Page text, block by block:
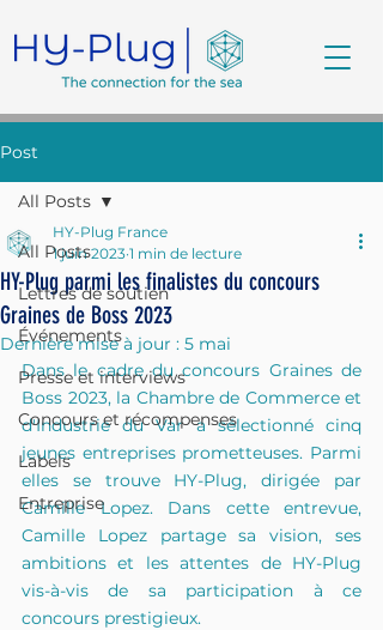
Post
All Posts
Lettres de soutien
Événements
Presse et interviews
Concours et récompenses
Labels
Entreprise
All Posts
HY-Plug parmi les finalistes du concours
Graines de Boss 2023
HY-Plug France
1 juin 2023 1 min de lecture
Dernière mise à jour : 5 mai
Dans le cadre du concours Graines de
Boss 2023, la Chambre de Commerce et
d'Industrie du Var a sélectionné cinq
jeunes entreprises prometteuses. Parmi
elles se trouve HY-Plug, dirigée par
Camille Lopez. Dans cette entrevue,
Camille Lopez partage sa vision, ses
ambitions et les attentes de HY-Plug
vis-à-vis de sa participation à ce
concours prestigieux.